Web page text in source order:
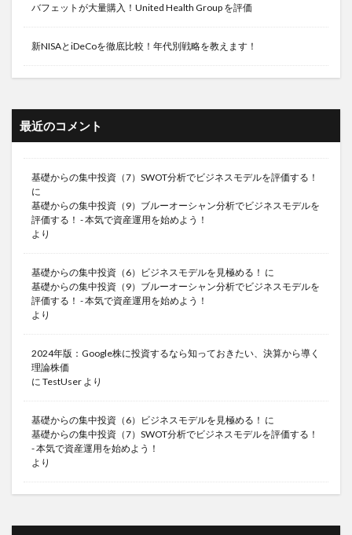
バフェットが大量購入！United Health Group を評価
新NISAとiDeCoを徹底比較！年代別戦略を教えます！
最近のコメント
基礎からの集中投資（7）SWOT分析でビジネスモデルを評価する！
に
基礎からの集中投資（9）ブルーオーシャン分析でビジネスモデルを
評価する！ - 本気で資産運用を始めよう！
より
基礎からの集中投資（6）ビジネスモデルを見極める！ に
基礎からの集中投資（9）ブルーオーシャン分析でビジネスモデルを
評価する！ - 本気で資産運用を始めよう！
より
2024年版：Google株に投資するなら知っておきたい、決算から導く
理論株価
に TestUser より
基礎からの集中投資（6）ビジネスモデルを見極める！ に
基礎からの集中投資（7）SWOT分析でビジネスモデルを評価する！
- 本気で資産運用を始めよう！
より